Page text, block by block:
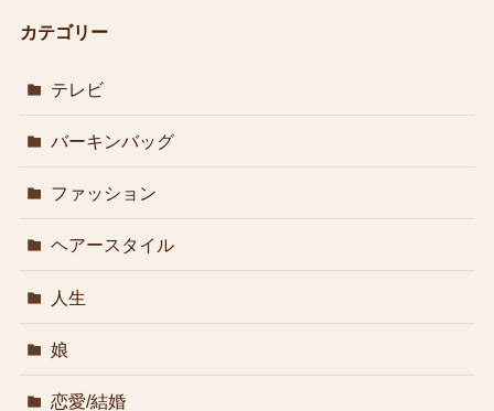
カテゴリー
テレビ
バーキンバッグ
ファッション
ヘアースタイル
人生
娘
恋愛/結婚